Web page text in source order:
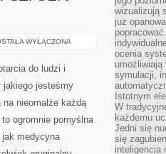
WYŁĄCZONA
do ludzi i
jakiego jesteśmy
na nieomalże każdą
ogromnie pomyślna
medycyna
wizualizują
już
ocenia
umożliwiają
symulacji,
Istotnym
W
każdemu
Jedni się
się
inteligencja